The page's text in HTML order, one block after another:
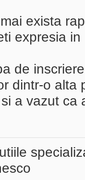
exista
expresia in
de
dintr-o alta
a vazut ca